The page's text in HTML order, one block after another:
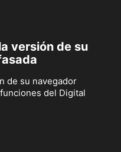
versión de su
de su navegador
del Digital